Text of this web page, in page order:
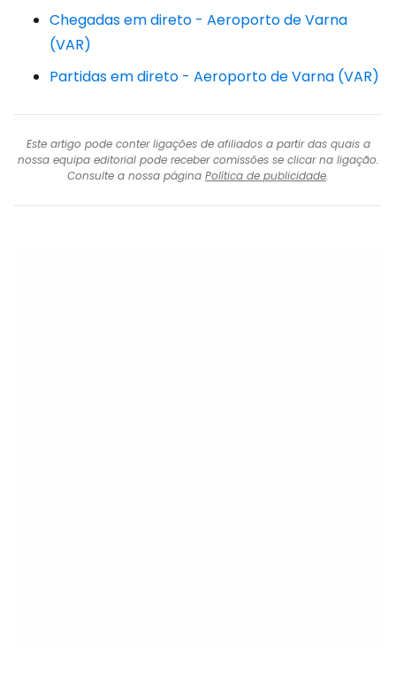
Chegadas em direto - Aeroporto de Varna
(VAR)
Partidas em direto - Aeroporto de Varna (VAR)
Este artigo pode conter ligações de afiliados a partir das quais a
nossa equipa editorial pode receber comissões se clicar na ligação.
Consulte a nossa página Política de publicidade.